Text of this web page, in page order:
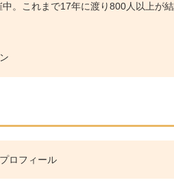
。これまで17年に渡り800人以上が
ロフィール